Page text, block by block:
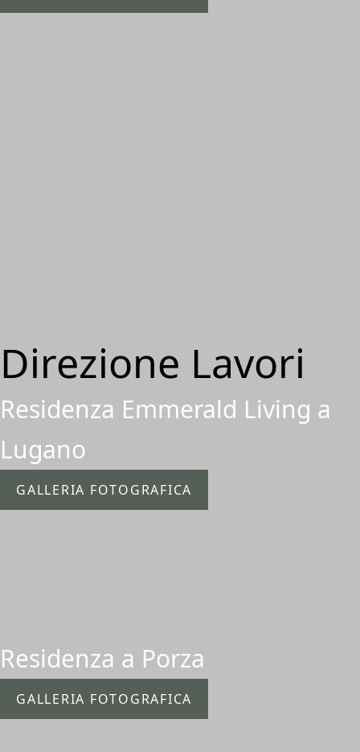
Direzione Lavori
Residenza Emmerald Living a
Lugano
GALLERIA FOTOGRAFICA
Residenza a Porza
GALLERIA FOTOGRAFICA